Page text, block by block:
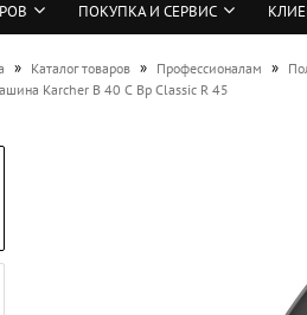
ПОКУПКА И СЕРВИС
» Каталог товаров » Профессионалам »
Karcher B 40 C Bp Classic R 45